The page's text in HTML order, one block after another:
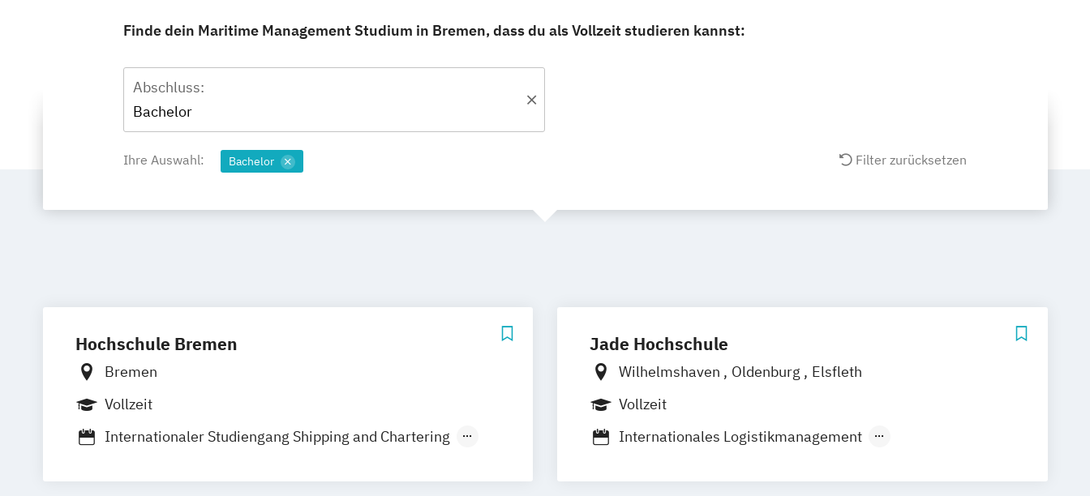
Finde dein Maritime Management Studium in Bremen, dass du als Vollzeit studieren kannst:
Abschluss:
Bachelor
Ihre Auswahl: Bachelor Filter zurücksetzen
Hochschule Bremen
Bremen
Vollzeit
Internationaler Studiengang Shipping and Chartering
Nautical Sciences
Jade Hochschule
Wilhelmshaven Oldenburg
Elsfleth
Vollzeit
Internationales Logistikmanagement